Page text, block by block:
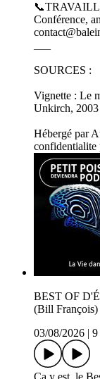
Conférence,
SOURCES :
Vignette : Le
Unkirch,
Hébergé par
confidentialite
BEST OF
(Bill François)
03/08/2026
9